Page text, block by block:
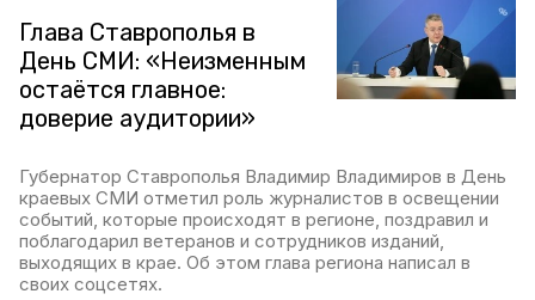
Глава Ставрополья в
День СМИ: «Неизменным
остаётся главное:
доверие аудитории»
Губернатор Ставрополья Владимир Владимиров в День
краевых СМИ отметил роль журналистов в освещении
событий, которые происходят в регионе, поздравил и
поблагодарил ветеранов и сотрудников изданий,
выходящих в крае. Об этом глава региона написал в
своих соцсетях.